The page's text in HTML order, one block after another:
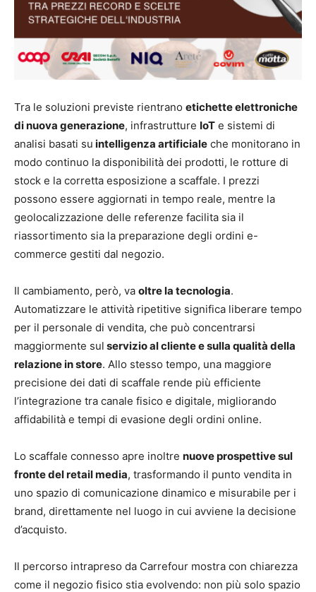
Tra le soluzioni previste rientrano etichette elettroniche
di nuova generazione, infrastrutture IoT e sistemi di
analisi basati su intelligenza artificiale che monitorano in
modo continuo la disponibilità dei prodotti, le rotture di
stock e la corretta esposizione a scaffale. I prezzi
possono essere aggiornati in tempo reale, mentre la
geolocalizzazione delle referenze facilita sia il
riassortimento sia la preparazione degli ordini e-
commerce gestiti dal negozio.
Il cambiamento, però, va oltre la tecnologia.
Automatizzare le attività ripetitive significa liberare tempo
per il personale di vendita, che può concentrarsi
maggiormente sul servizio al cliente e sulla qualità della
relazione in store. Allo stesso tempo, una maggiore
precisione dei dati di scaffale rende più efficiente
l’integrazione tra canale fisico e digitale, migliorando
affidabilità e tempi di evasione degli ordini online.
Lo scaffale connesso apre inoltre nuove prospettive sul
fronte del retail media, trasformando il punto vendita in
uno spazio di comunicazione dinamico e misurabile per i
brand, direttamente nel luogo in cui avviene la decisione
d’acquisto.
Il percorso intrapreso da Carrefour mostra con chiarezza
come il negozio fisico stia evolvendo: non più solo spazio